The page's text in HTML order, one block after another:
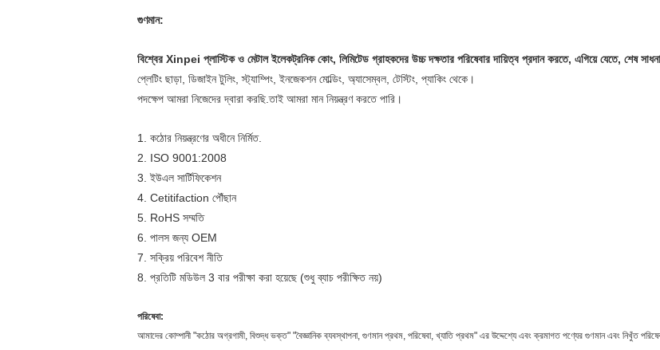
গুণমান:
বিশ্বের Xinpei প্লাস্টিক ও মেটাল ইলেকট্রনিক কোং, লিমিটেড গ্রাহকদের উচ্চ দক্ষতার পরিষেবার দায়িত্ব প্রদান করতে, এগিয়ে যেতে, শেষ সাধনা
প্লেটিং ছাড়া, ডিজাইন টুলিং, স্ট্যাম্পিং, ইনজেকশন মোল্ডিং, অ্যাসেম্বল, টেস্টিং, প্যাকিং থেকে।
পদক্ষেপ আমরা নিজেদের দ্বারা করছি.তাই আমরা মান নিয়ন্ত্রণ করতে পারি।
1. কঠোর নিয়ন্ত্রণের অধীনে নির্মিত.
2. ISO 9001:2008
3. ইউএল সার্টিফিকেশন
4. Cetitifaction পৌঁছান
5. RoHS সম্মতি
6. পালস জন্য OEM
7. সক্রিয় পরিবেশ নীতি
8. প্রতিটি মডিউল 3 বার পরীক্ষা করা হয়েছে (শুধু ব্যাচ পরীক্ষিত নয়)
পরিষেবা:
আমাদের কোম্পানী "কঠোর অগ্রগামী, বিশুদ্ধ ভক্ত" "বৈজ্ঞানিক ব্যবস্থাপনা, গুণমান প্রথম, পরিষেবা, খ্যাতি প্রথম" এর উদ্দেশ্যে এবং ক্রমাগত পণ্যের গুণমান এবং নিখুঁত